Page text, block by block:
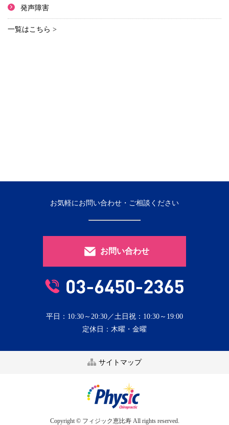
発声障害
一覧はこちら >
お気軽にお問い合わせ・ご相談ください
お問い合わせ
平日：10:30～20:30／土日祝：10:30～19:00
定休日：木曜・金曜
サイトマップ
Copyright © フィジック恵比寿 All rights reserved.